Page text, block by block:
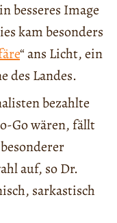
besseres Image
kam besonders
“ ans Licht, ein
des Landes.
bezahlte
Go wären, fällt
auf, so Dr.
sarkastisch